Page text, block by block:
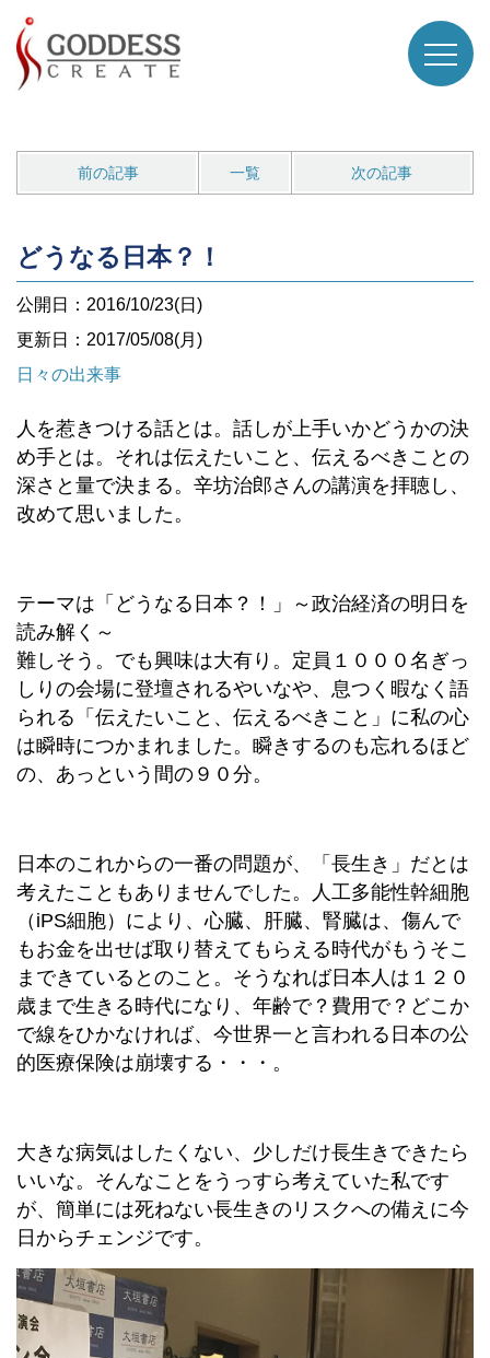
前の記事 一覧 次の記事
どうなる日本？！
公開日：2016/10/23(日)
更新日：2017/05/08(月)
日々の出来事
人を惹きつける話とは。話しが上手いかどうかの決
め手とは。それは伝えたいこと、伝えるべきことの
深さと量で決まる。辛坊治郎さんの講演を拝聴し、
改めて思いました。
テーマは「どうなる日本？！」～政治経済の明日を
読み解く～
難しそう。でも興味は大有り。定員１０００名ぎっ
しりの会場に登壇されるやいなや、息つく暇なく語
られる「伝えたいこと、伝えるべきこと」に私の心
は瞬時につかまれました。瞬きするのも忘れるほど
の、あっという間の９０分。
日本のこれからの一番の問題が、「長生き」だとは
考えたこともありませんでした。人工多能性幹細胞
（iPS細胞）により、心臓、肝臓、腎臓は、傷んで
もお金を出せば取り替えてもらえる時代がもうそこ
まできているとのこと。そうなれば日本人は１２０
歳まで生きる時代になり、年齢で？費用で？どこか
で線をひかなければ、今世界一と言われる日本の公
的医療保険は崩壊する・・・。
大きな病気はしたくない、少しだけ長生きできたら
いいな。そんなことをうっすら考えていた私です
が、簡単には死ねない長生きのリスクへの備えに今
日からチェンジです。